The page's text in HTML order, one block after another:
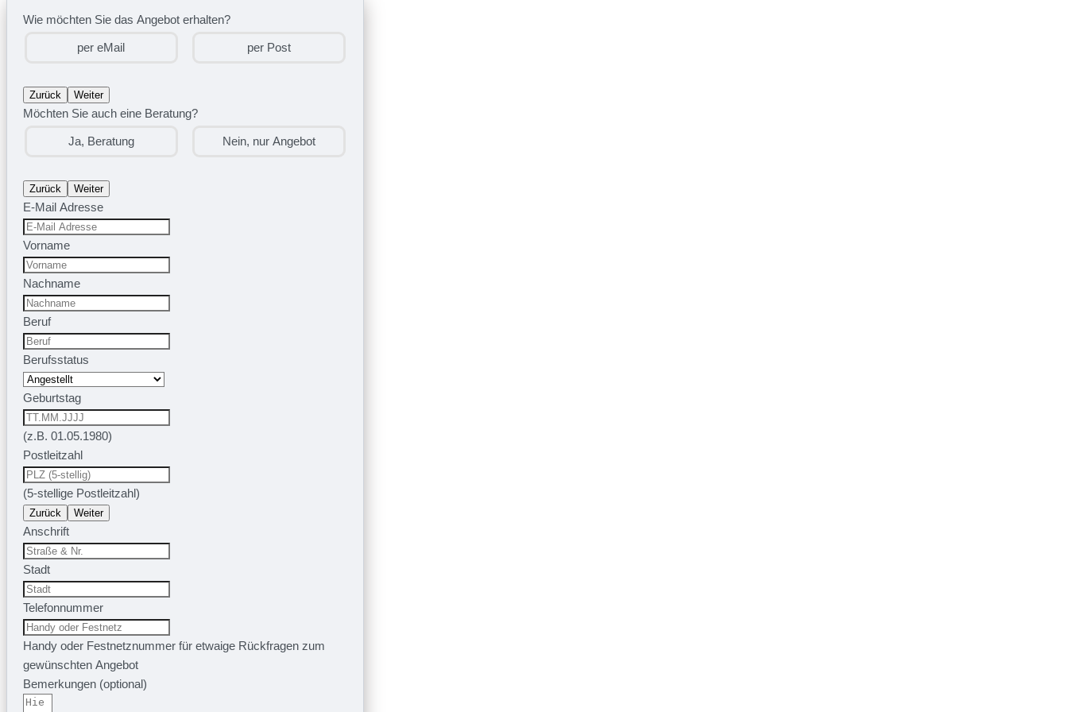
Wie möchten Sie das Angebot erhalten?
per eMail per Post
Zurück Weiter
Möchten Sie auch eine Beratung?
Ja, Beratung Nein, nur Angebot
Zurück Weiter
E-Mail Adresse
Vorname
Nachname
Beruf
Berufsstatus
Geburtstag
(z.B. 01.05.1980)
Postleitzahl
(5-stellige Postleitzahl)
Zurück Weiter
Anschrift
Stadt
Telefonnummer
Handy oder Festnetznummer für etwaige Rückfragen zum
gewünschten Angebot
Bemerkungen (optional)